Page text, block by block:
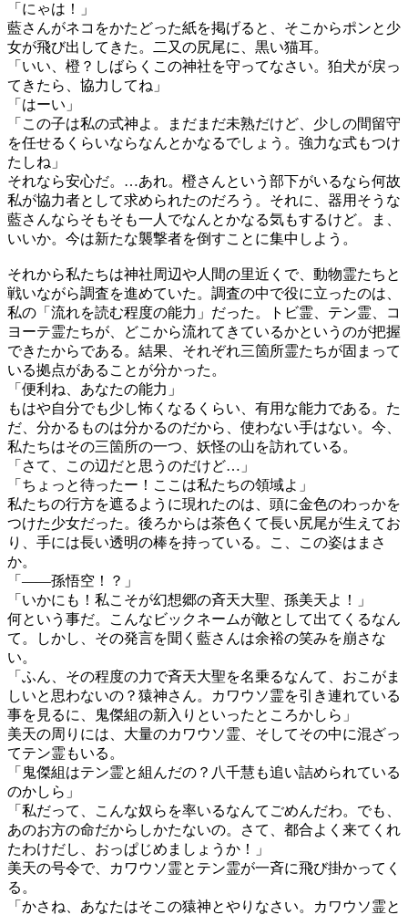
「にゃは！」
藍さんがネコをかたどった紙を掲げると、そこからポンと少
女が飛び出してきた。二又の尻尾に、黒い猫耳。
「いい、橙？しばらくこの神社を守ってなさい。狛犬が戻っ
てきたら、協力してね」
「はーい」
「この子は私の式神よ。まだまだ未熟だけど、少しの間留守
を任せるくらいならなんとかなるでしょう。強力な式もつけ
たしね」
それなら安心だ。…あれ。橙さんという部下がいるなら何故
私が協力者として求められたのだろう。それに、器用そうな
藍さんならそもそも一人でなんとかなる気もするけど。ま、
いいか。今は新たな襲撃者を倒すことに集中しよう。
それから私たちは神社周辺や人間の里近くで、動物霊たちと
戦いながら調査を進めていた。調査の中で役に立ったのは、
私の「流れを読む程度の能力」だった。トビ霊、テン霊、コ
ヨーテ霊たちが、どこから流れてきているかというのが把握
できたからである。結果、それぞれ三箇所霊たちが固まって
いる拠点があることが分かった。
「便利ね、あなたの能力」
もはや自分でも少し怖くなるくらい、有用な能力である。た
だ、分かるものは分かるのだから、使わない手はない。今、
私たちはその三箇所の一つ、妖怪の山を訪れている。
「さて、この辺だと思うのだけど…」
「ちょっと待ったー！ここは私たちの領域よ」
私たちの行方を遮るように現れたのは、頭に金色のわっかを
つけた少女だった。後ろからは茶色くて長い尻尾が生えてお
り、手には長い透明の棒を持っている。こ、この姿はまさ
か。
「――孫悟空！？」
「いかにも！私こそが幻想郷の斉天大聖、孫美天よ！」
何という事だ。こんなビックネームが敵として出てくるなん
て。しかし、その発言を聞く藍さんは余裕の笑みを崩さな
い。
「ふん、その程度の力で斉天大聖を名乗るなんて、おこがま
しいと思わないの？猿神さん。カワウソ霊を引き連れている
事を見るに、鬼傑組の新入りといったところかしら」
美天の周りには、大量のカワウソ霊、そしてその中に混ざっ
てテン霊もいる。
「鬼傑組はテン霊と組んだの？八千慧も追い詰められている
のかしら」
「私だって、こんな奴らを率いるなんてごめんだわ。でも、
あのお方の命だからしかたないの。さて、都合よく来てくれ
たわけだし、おっぱじめましょうか！」
美天の号令で、カワウソ霊とテン霊が一斉に飛び掛かってく
る。
「かさね、あなたはそこの猿神とやりなさい。カワウソ霊と